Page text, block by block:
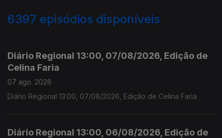
6397 episódios disponíveis
Diário Regional 13:00, 07/08/2026, Edição de
Celina Faria
07 ago. 2026
Diário Regional 13:00, 07/08/2026, Edição de Celina Faria
Diário Regional 13:00, 06/08/2026, Edição de